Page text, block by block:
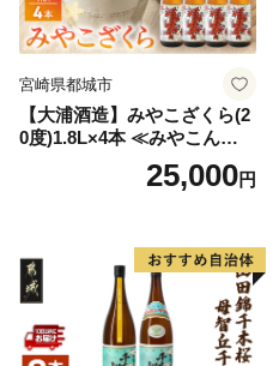
宮崎県都城市
【大浦酒造】みやこざくら(2
0度)1.8L×4本 ≪みやこんじょ
特急便≫_AD-077125,000円